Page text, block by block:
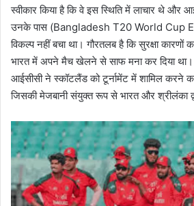
स्वीकार किया है कि वे इस स्थिति में लाचार थे
उनके पास (Bangladesh T20 World Cup
विकल्प नहीं बचा था। गौरतलब है कि सुरक्षा कारणों
भारत में अपने मैच खेलने से साफ मना कर दिया
आईसीसी ने स्कॉटलैंड को टूर्नामेंट में शामिल करने का
जिसकी मेजबानी संयुक्त रूप से भारत और श्रीलंका